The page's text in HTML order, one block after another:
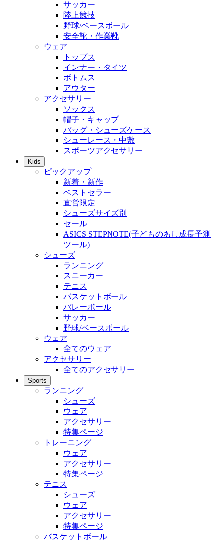
サッカー
陸上競技
野球/ベースボール
安全靴・作業靴
ウェア
トップス
インナー・タイツ
ボトムス
アウター
アクセサリー
ソックス
帽子・キャップ
バッグ・シューズケース
シューレース・中敷
スポーツアクセサリー
Kids
ピックアップ
新着・新作
ベストセラー
直営限定
シューズサイズ別
セール
ASICS STEPNOTE(子どものあし成長予測
ツール)
シューズ
ランニング
スニーカー
テニス
バスケットボール
バレーボール
サッカー
野球/ベースボール
ウェア
全てのウェア
アクセサリー
全てのアクセサリー
Sports
ランニング
シューズ
ウェア
アクセサリー
特集ページ
トレーニング
ウェア
アクセサリー
特集ページ
テニス
シューズ
ウェア
アクセサリー
特集ページ
バスケットボール